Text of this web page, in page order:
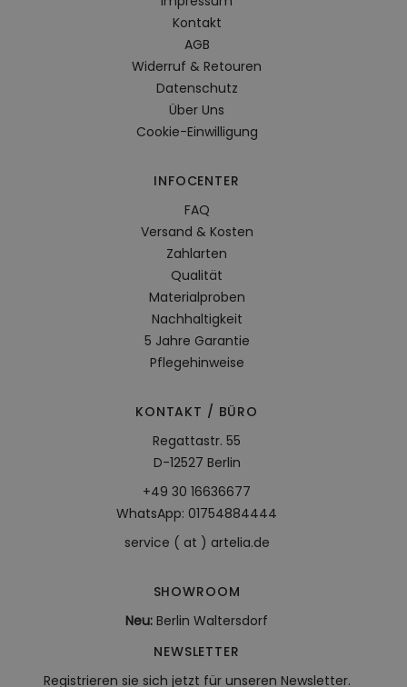
Kontakt
AGB
Widerruf & Retouren
Datenschutz
Über Uns
Cookie-Einwilligung
INFOCENTER
FAQ
Versand & Kosten
Zahlarten
Qualität
Materialproben
Nachhaltigkeit
5 Jahre Garantie
Pflegehinweise
KONTAKT / BÜRO
Regattastr. 55
D-12527 Berlin
+49 30 16636677
WhatsApp: 01754884444
service ( at ) artelia.de
SHOWROOM
Neu: Berlin Waltersdorf
NEWSLETTER
Registrieren sie sich jetzt für unseren Newsletter.